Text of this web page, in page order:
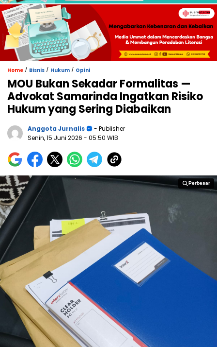
Home / Bisnis / Hukum / Opini
MOU Bukan Sekadar Formalitas —
Advokat Samarinda Ingatkan Risiko
Hukum yang Sering Diabaikan
Anggota Jurnalis
- Publisher
Senin, 15 Juni 2026 - 05:50 WIB
Perbesar
Perbesar